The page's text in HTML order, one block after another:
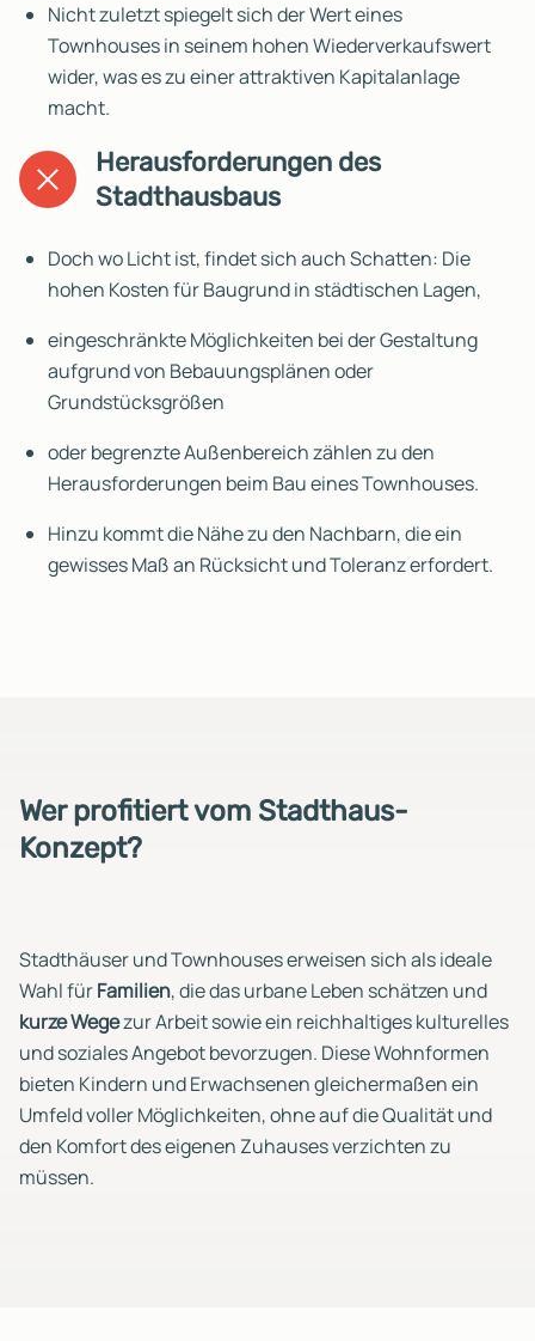
Nicht zuletzt spiegelt sich der Wert eines
Townhouses in seinem hohen Wiederverkaufswert
wider, was es zu einer attraktiven Kapitalanlage
macht.
Herausforderungen des
Stadthausbaus
Doch wo Licht ist, findet sich auch Schatten: Die
hohen Kosten für Baugrund in städtischen Lagen,
eingeschränkte Möglichkeiten bei der Gestaltung
aufgrund von Bebauungsplänen oder
Grundstücksgrößen
oder begrenzte Außenbereich zählen zu den
Herausforderungen beim Bau eines Townhouses.
Hinzu kommt die Nähe zu den Nachbarn, die ein
gewisses Maß an Rücksicht und Toleranz erfordert.
Wer profitiert vom Stadthaus-
Konzept?
Stadthäuser und Townhouses erweisen sich als ideale
Wahl fürFamilien, die das urbane Leben schätzen und
kurzeWegezur Arbeit sowie ein reichhaltiges kulturelles
und soziales Angebot bevorzugen. Diese Wohnformen
bieten Kindern und Erwachsenen gleichermaßen ein
Umfeld voller Möglichkeiten, ohne auf die Qualität und
den Komfort des eigenen Zuhauses verzichten zu
müssen.